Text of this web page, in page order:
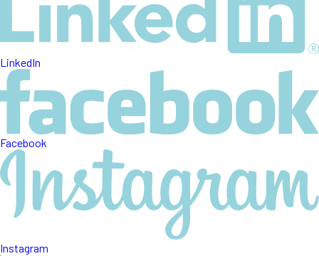
LinkedIn
Facebook
Instagram